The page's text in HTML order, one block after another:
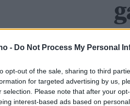
- Do Not Process My Personal
opt-out of the sale, sharing to third
for targeted advertising by us,
selection. Please note that after your
interest-based ads based on